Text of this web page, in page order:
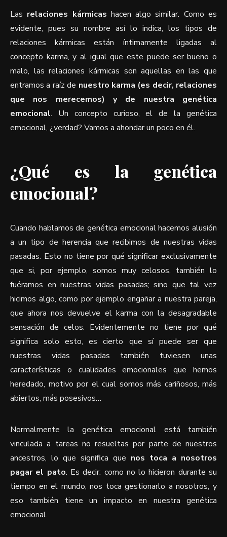
Las relaciones kármicas hacen algo similar. Como es
evidente, pues su nombre así lo indica, los tipos de
relaciones kármicas están íntimamente ligadas al
concepto karma, y al igual que este puede ser bueno o
malo, las relaciones kármicas son aquellas en las que
entramos a raíz de nuestro karma (es decir, relaciones
que nos merecemos) y de nuestra genética
emocional. Un concepto curioso, el de la genética
emocional, ¿verdad? Vamos a ahondar un poco en él.
¿Qué es la genética
emocional?
Cuando hablamos de genética emocional hacemos alusión
a un tipo de herencia que recibimos de nuestras vidas
pasadas. Esto no tiene por qué significar exclusivamente
que si, por ejemplo, somos muy celosos, también lo
fuéramos en nuestras vidas pasadas; sino que tal vez
hicimos algo, como por ejemplo engañar a nuestra pareja,
que ahora nos devuelve el karma con la desagradable
sensación de celos. Evidentemente no tiene por qué
significa solo esto, es cierto que sí puede ser que
nuestras vidas pasadas también tuviesen unas
características o cualidades emocionales que hemos
heredado, motivo por el cual somos más cariñosos, más
abiertos, más posesivos…
Normalmente la genética emocional está también
vinculada a tareas no resueltas por parte de nuestros
ancestros, lo que significa que nos toca a nosotros
pagar el pato. Es decir: como no lo hicieron durante su
tiempo en el mundo, nos toca gestionarlo a nosotros, y
eso también tiene un impacto en nuestra genética
emocional.